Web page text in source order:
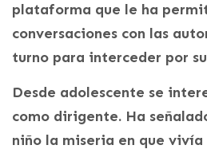
plataforma que le ha
conversaciones con las
turno para interceder por
Desde adolescente se
como dirigente. Ha
niño la miseria en que vivía